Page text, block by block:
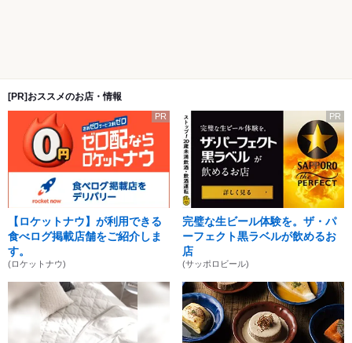
[PR]おススメのお店・情報
PR
【ロケットナウ】が利用できる
食べログ掲載店舗をご紹介しま
す。
(ロケットナウ)
PR
完璧な生ビール体験を。ザ・パ
ーフェクト黒ラベルが飲めるお
店
(サッポロビール)